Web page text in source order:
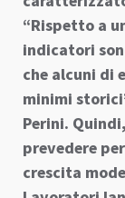
“Rispetto a
indicatori
che alcuni di
minimi
Perini.
prevedere
crescita